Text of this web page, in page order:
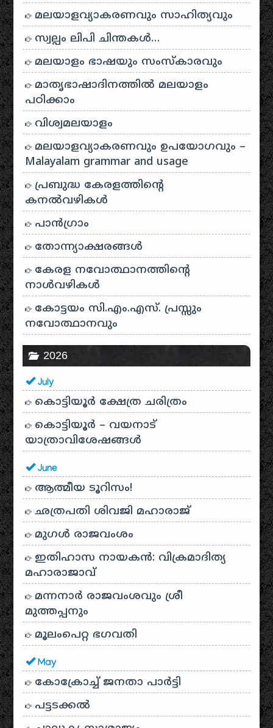
മലയാളവ്യാകരണവും സാഹിത്യവും
സ്വല്പം ലിപി ചിന്തകൾ…
മലയാളം ഭാഷയും സംസ്കാരവും
മാതൃഭാഷാദിനത്തിൽ മലയാളം
പഠിക്കാം
വിശ്വമലയാളം
മലയാളവ്യാകരണവും ഉപയോഗവും –
Malayalam grammar and usage
പ്രബുദ്ധ കേരളത്തിന്റെ
കനൽവഴികൾ
പാന്‍ഗ്രാം
തോന്ന്യാക്ഷരങ്ങള്‍
കേരള നവോത്ഥാനത്തിന്റെ
നാൾവഴികൾ
കോട്ടയം സി.എം.എസ്. പ്രസ്സും
നവോത്ഥാനവും
2026
July
കൊട്ടിയൂർ ക്ഷേത്ര ചരിത്രം
കൊട്ടിയൂർ – വയനാട്
യാത്രാവിശേഷങ്ങൾ
June
ആത്മീയ ടൂറിസം!
ഛത്രപതി ശിവജി മഹാരാജ്
മുഗൾ രാജവംശം
ഇതിഹാസ നായകൻ: വിക്രമാദിത്യ
മഹാരാജാവ്
മന്നനാർ രാജവംശവും ശ്രീ
മുത്തപ്പനും
മൂലംപെറ്റ ഭഗവതി
May
കോക്രോച്ച് ജനതാ പാർട്ടി
പട്ടടക്കൽ